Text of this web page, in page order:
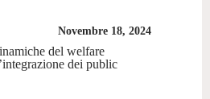
Novembre 18, 2024
del welfare
dei public